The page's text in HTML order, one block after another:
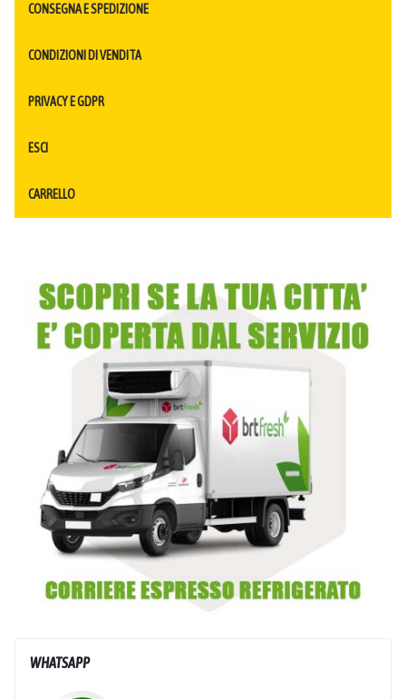
CONSEGNA E SPEDIZIONE
CONDIZIONI DI VENDITA
PRIVACY E GDPR
ESCI
CARRELLO
WHATSAPP